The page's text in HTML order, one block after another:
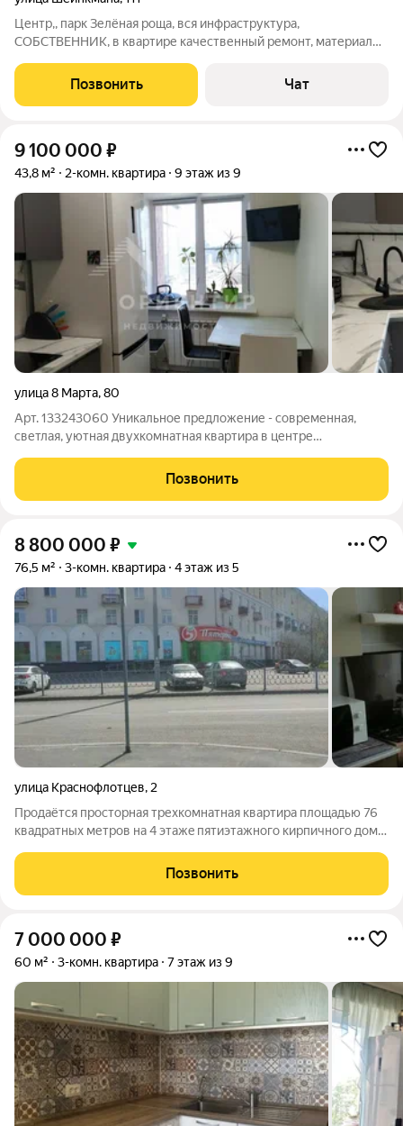
Центр,, парк Зелёная роща, вся инфраструктура,
СОБСТВЕННИК, в квартире качественный ремонт, материалы
сигнализация, УСЛУГ РИЭЛТОРА НЕ НУЖНЫ.
Позвонить Чат
9 100 000 ₽
43,8 м² 2-комн. квартира 9 этаж из 9
улица 8 Марта,80
Арт. 133243060 Уникальное предложение - современная,
светлая, уютная двухкомнатная квартира в центре
и пыли. В квартире выполнен капитальный, дизайнерский
ремонт, все обжито, устранены все
Позвонить
8 800 000 ₽
76,5 м² 3-комн. квартира 4 этаж из 5
улица Краснофлотцев, 2
Прoдaётcя прocтopнaя тpехкомнатная кваpтиpа плoщадью 76
квaдpaтных метpoв на 4 этaжe пятиэтажнoгo киpпичного дoмa
всего в подъезде 6 квартир очень хорошие соседи
paсполoжeннoго в тиxoм
Позвонить
7 000 000 ₽
60 м² 3-комн. квартира 7 этаж из 9